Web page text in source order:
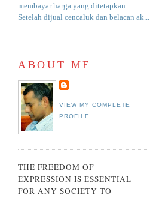
membayar harga yang ditetapkan.
Setelah dijual cencaluk dan belacan ak...
ABOUT ME
VIEW MY COMPLETE
PROFILE
THE FREEDOM OF
EXPRESSION IS ESSENTIAL
FOR ANY SOCIETY TO